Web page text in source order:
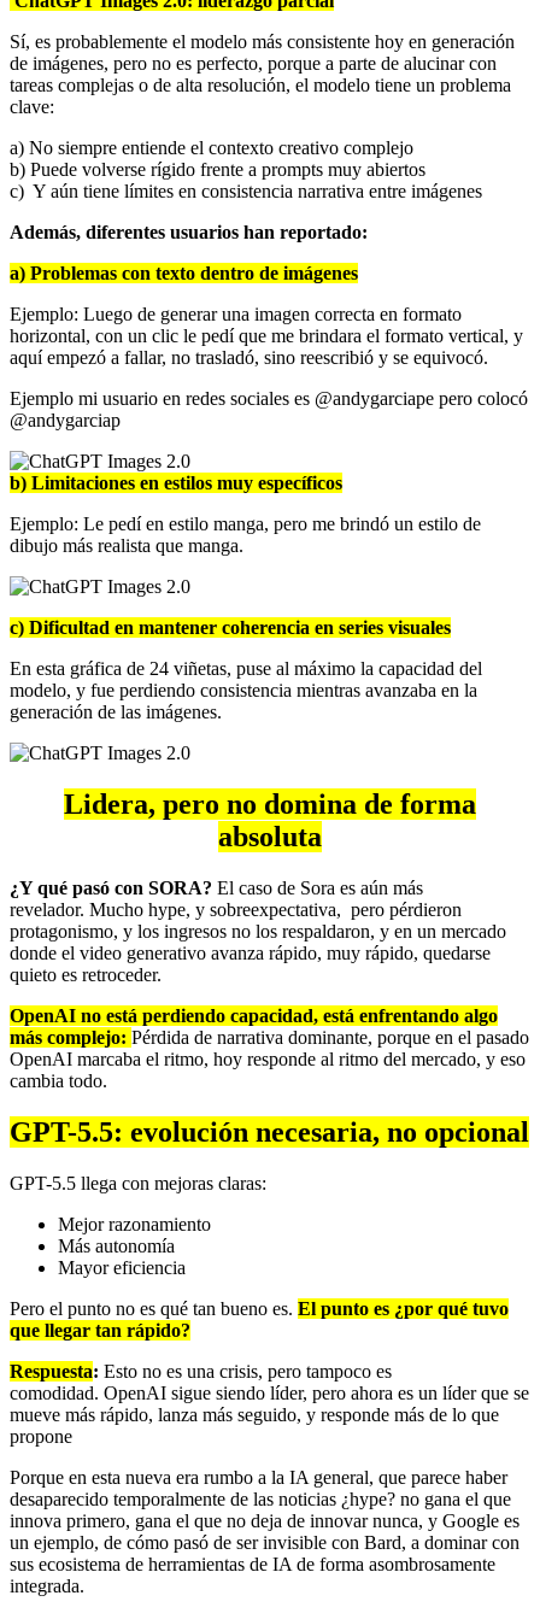
Sí, es probablemente el modelo más consistente hoy en generación
de imágenes, pero no es perfecto, porque a parte de alucinar con
tareas complejas o de alta resolución, el modelo tiene un problema
clave:
a) No siempre entiende el contexto creativo complejo
b) Puede volverse rígido frente a prompts muy abiertos
c) Y aún tiene límites en consistencia narrativa entre imágenes
Además, diferentes usuarios han reportado:
a) Problemas con texto dentro de imágenes
Ejemplo: Luego de generar una imagen correcta en formato
horizontal, con un clic le pedí que me brindara el formato vertical, y
aquí empezó a fallar, no trasladó, sino reescribió y se equivocó.
Ejemplo mi usuario en redes sociales es @andygarciape pero colocó
@andygarciap
b) Limitaciones en estilos muy específicos
Ejemplo: Le pedí en estilo manga, pero me brindó un estilo de
dibujo más realista que manga.
c) Dificultad en mantener coherencia en series visuales
En esta gráfica de 24 viñetas, puse al máximo la capacidad del
modelo, y fue perdiendo consistencia mientras avanzaba en la
generación de las imágenes.
Lidera, pero no domina de forma
absoluta
¿Y qué pasó con SORA? El caso de Sora es aún más
revelador. Mucho hype, y sobreexpectativa, pero pérdieron
protagonismo, y los ingresos no los respaldaron, y en un mercado
donde el video generativo avanza rápido, muy rápido, quedarse
quieto es retroceder.
OpenAI no está perdiendo capacidad, está enfrentando algo
más complejo: Pérdida de narrativa dominante, porque en el pasado
OpenAI marcaba el ritmo, hoy responde al ritmo del mercado, y eso
cambia todo.
GPT-5.5: evolución necesaria, no opcional
GPT-5.5 llega con mejoras claras:
Mejor razonamiento
Más autonomía
Mayor eficiencia
Pero el punto no es qué tan bueno es. El punto es ¿por qué tuvo
que llegar tan rápido?
Respuesta: Esto no es una crisis, pero tampoco es
comodidad. OpenAI sigue siendo líder, pero ahora es un líder que se
mueve más rápido, lanza más seguido, y responde más de lo que
propone
Porque en esta nueva era rumbo a la IA general, que parece haber
desaparecido temporalmente de las noticias ¿hype? no gana el que
innova primero, gana el que no deja de innovar nunca, y Google es
un ejemplo, de cómo pasó de ser invisible con Bard, a dominar con
sus ecosistema de herramientas de IA de forma asombrosamente
integrada.